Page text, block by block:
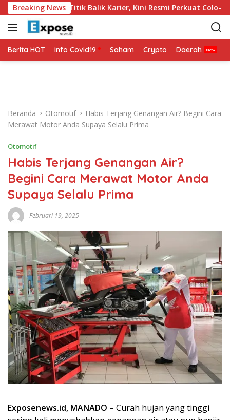
a
g
u
Breaking News
Jadi Titik Balik Karier, Kini Resmi Perkuat Colo-Colo
Berita HOT Info Covid19 Saham Crypto Daerah
Beranda Otomotif
Habis Terjang Genangan Air? Begini Cara
Merawat Motor Anda Supaya Selalu Prima
Otomotif
Habis Terjang Genangan Air?
Begini Cara Merawat Motor Anda
Supaya Selalu Prima
Februari 19, 2025
Exposenews.id, MANADO – Curah hujan yang tinggi